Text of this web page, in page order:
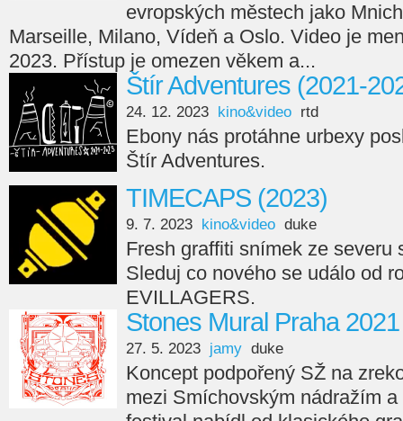
evropských městech jako
Marseille, Milano, Vídeň a Oslo. Video je
2023. Přístup je omezen věkem a...
Štír Adventures (2021-
24. 12. 2023 kino&video rtd
Ebony nás protáhne urbexy
Štír Adventures.
TIMECAPS (2023)
9. 7. 2023 kino&video duke
Fresh graffiti snímek ze severu
Sleduj co nového se událo od
EVILLAGERS.
Stones Mural Praha 2021
27. 5. 2023 jamy duke
Koncept podpořený SŽ na
mezi Smíchovským nádražím